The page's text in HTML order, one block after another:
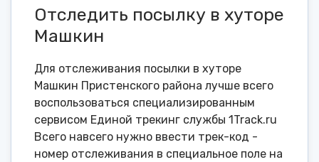
Отследить посылку в хуторе
Машкин
Для отслеживания посылки в хуторе
Машкин Пристенского района лучше всего
воспользоваться специализированным
сервисом Единой трекинг службы 1Track.ru
Всего навсего нужно ввести трек-код -
номер отслеживания в специальное поле на